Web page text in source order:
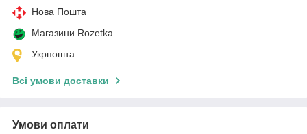
Нова Пошта
Магазини Rozetka
Укрпошта
Всі умови доставки
Умови оплати